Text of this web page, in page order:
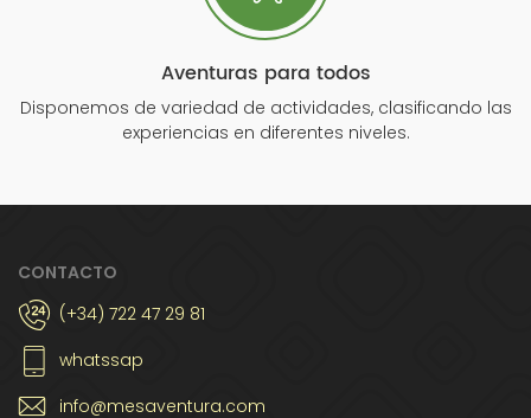
Aventuras para todos
Disponemos de variedad de actividades, clasificando las
experiencias en diferentes niveles.
CONTACTO
(+34) 722 47 29 81
whatssap
info@mesaventura.com